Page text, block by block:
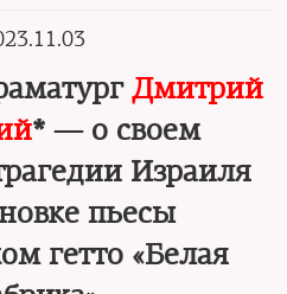
Дмитрий
* — о своем
Израиля
пьесы
гетто «Белая